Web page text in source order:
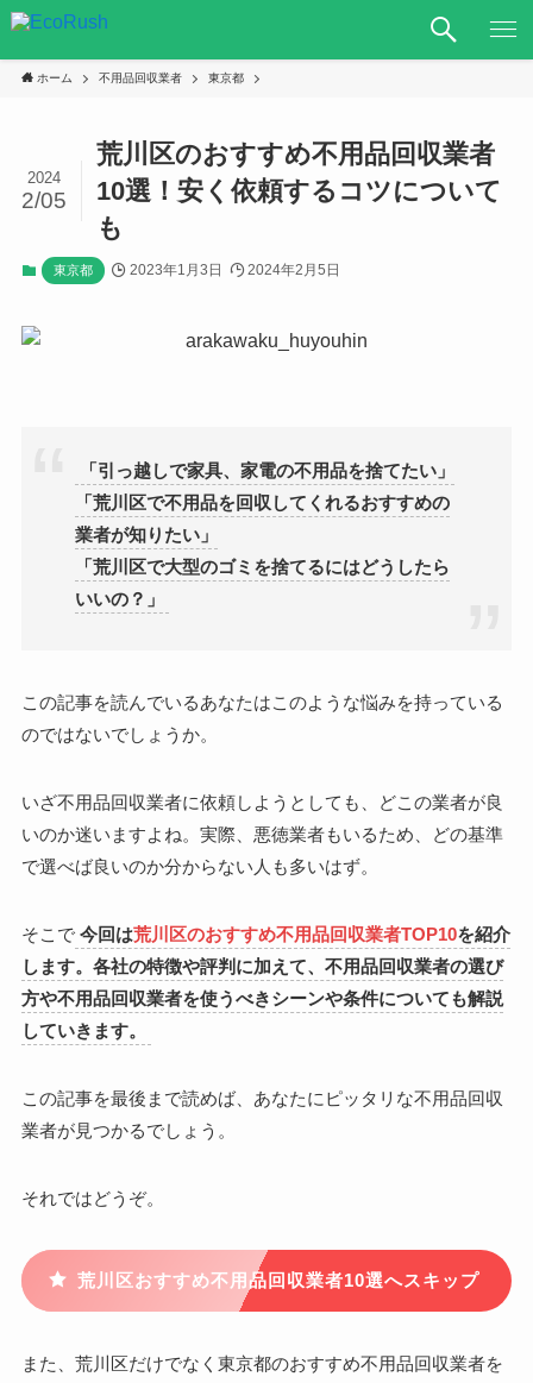
ホーム 不用品回収業者 東京都
荒川区のおすすめ不用品回収業者
10選！安く依頼するコツについて
も
2024
2/05
東京都 2023年1月3日 2024年2月5日
「引っ越しで家具、家電の不用品を捨てたい」
「荒川区で不用品を回収してくれるおすすめの
業者が知りたい」
「荒川区で大型のゴミを捨てるにはどうしたら
いいの？」
この記事を読んでいるあなたはこのような悩みを持っている
のではないでしょうか。
いざ不用品回収業者に依頼しようとしても、どこの業者が良
いのか迷いますよね。実際、悪徳業者もいるため、どの基準
で選べば良いのか分からない人も多いはず。
そこで 今回は荒川区のおすすめ不用品回収業者TOP10を紹介
します。各社の特徴や評判に加えて、不用品回収業者の選び
方や不用品回収業者を使うべきシーンや条件についても解説
していきます。
この記事を最後まで読めば、あなたにピッタリな不用品回収
業者が見つかるでしょう。
それではどうぞ。
荒川区おすすめ不用品回収業者10選へスキップ
また、荒川区だけでなく東京都のおすすめ不用品回収業者を